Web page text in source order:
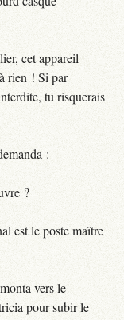
cet appareil
rien ! Si par
tu risquerais
:
?
est le poste maître
vers le
pour subir le